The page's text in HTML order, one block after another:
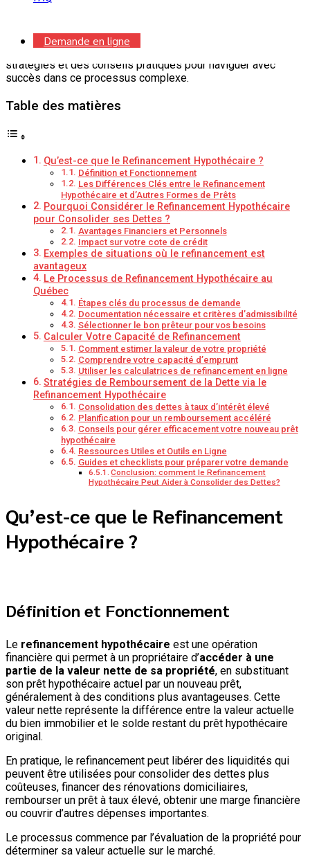
Demande en ligne
puissant pour les propriétaires québécois dans leur quête de
consolidation de dettes, en fournissant des insights, des
stratégies et des conseils pratiques pour naviguer avec
succès dans ce processus complexe.
Table des matières
Qu’est-ce que le Refinancement Hypothécaire ?
Définition et Fonctionnement
Les Différences Clés entre le Refinancement
Hypothécaire et d’Autres Formes de Prêts
Pourquoi Considérer le Refinancement Hypothécaire
pour Consolider ses Dettes ?
Avantages Financiers et Personnels
Impact sur votre cote de crédit
Exemples de situations où le refinancement est
avantageux
Le Processus de Refinancement Hypothécaire au
Québec
Étapes clés du processus de demande
Documentation nécessaire et critères d’admissibilité
Sélectionner le bon prêteur pour vos besoins
Calculer Votre Capacité de Refinancement
Comment estimer la valeur de votre propriété
Comprendre votre capacité d’emprunt
Utiliser les calculatrices de refinancement en ligne
Stratégies de Remboursement de la Dette via le
Refinancement Hypothécaire
Consolidation des dettes à taux d’intérêt élevé
Planification pour un remboursement accéléré
Conseils pour gérer efficacement votre nouveau prêt
hypothécaire
Ressources Utiles et Outils en Ligne
Guides et checklists pour préparer votre demande
Conclusion: comment le Refinancement
Hypothécaire Peut Aider à Consolider des Dettes?
Qu’est-ce que le Refinancement
Hypothécaire ?
Définition et Fonctionnement
Le refinancement hypothécaire est une opération
financière qui permet à un propriétaire d’accéder à une
partie de la valeur nette de sa propriété, en substituant
son prêt hypothécaire actuel par un nouveau prêt,
généralement à des conditions plus avantageuses. Cette
valeur nette représente la différence entre la valeur actuelle
du bien immobilier et le solde restant du prêt hypothécaire
original.
En pratique, le refinancement peut libérer des liquidités qui
peuvent être utilisées pour consolider des dettes plus
coûteuses, financer des rénovations domiciliaires,
rembourser un prêt à taux élevé, obtenir une marge financière
ou couvrir d’autres dépenses importantes.
Le processus commence par l’évaluation de la propriété pour
déterminer sa valeur actuelle sur le marché.